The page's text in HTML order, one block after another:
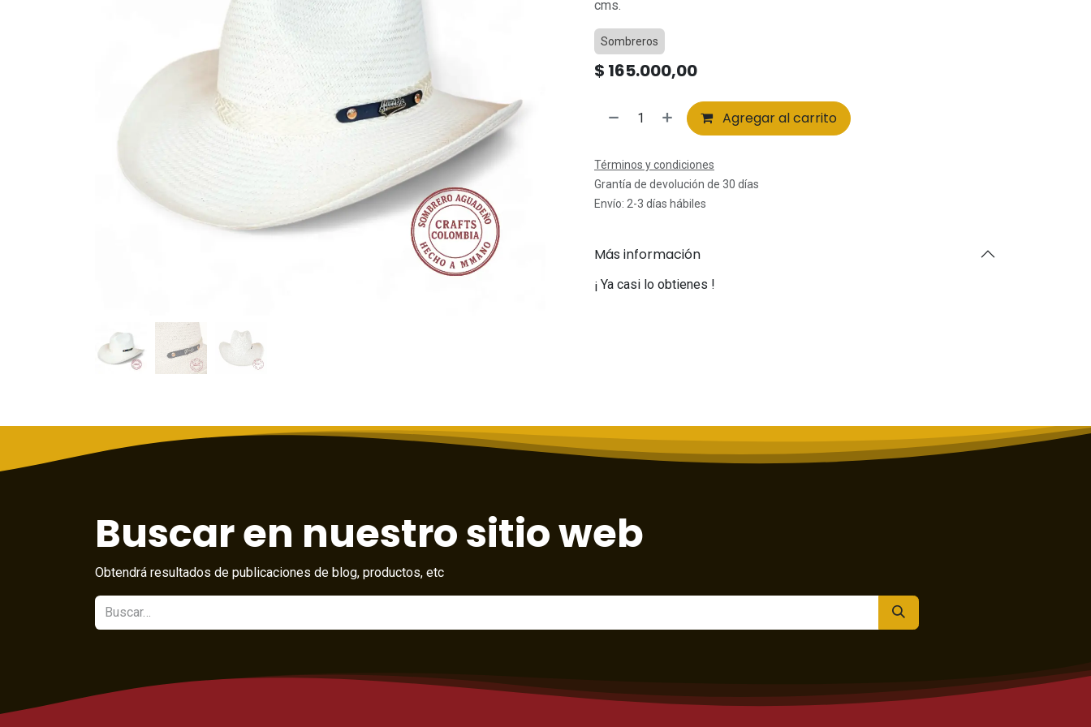
cms.
Sombreros
$ 165.000,00
Agregar al carrito
Términos y condiciones
Grantía de devolución de 30 días
Envío: 2-3 días hábiles
Más información
¡ Ya casi lo obtienes !
Buscar en nuestro sitio web
Obtendrá resultados de publicaciones de blog, productos, etc